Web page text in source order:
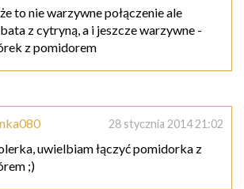
to nie warzywne połączenie ale
z cytryną, a i jeszcze warzywne -
z pomidorem
28 stycznia 2014 21:02
uwielbiam łączyć pomidorka z
;)